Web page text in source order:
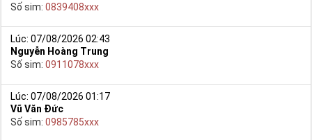
Số sim: 0839408xxx
Lúc: 07/08/2026 02:43
Nguyễn Hoàng Trung
Số sim: 0911078xxx
Lúc: 07/08/2026 01:17
Vũ Văn Đức
Số sim: 0985785xxx